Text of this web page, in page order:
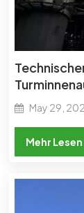
m
May 29,
Mehr Lesen